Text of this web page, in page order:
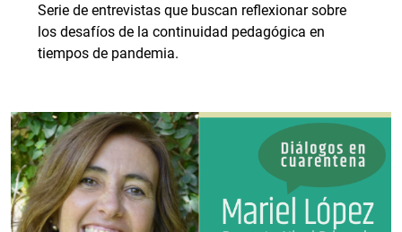
Serie de entrevistas que buscan reflexionar sobre
los desafíos de la continuidad pedagógica en
tiempos de pandemia.